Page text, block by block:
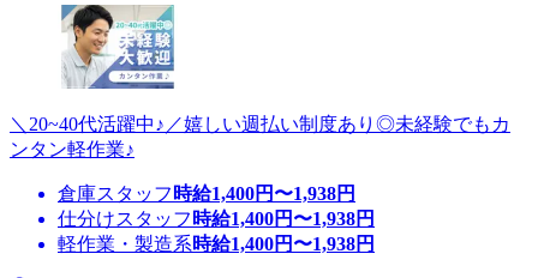
＼20~40代活躍中♪／嬉しい週払い制度あり◎未経験でもカ
ンタン軽作業♪
倉庫スタッフ 時給1,400円〜1,938円
仕分けスタッフ 時給1,400円〜1,938円
軽作業・製造系時給1,400円〜1,938円